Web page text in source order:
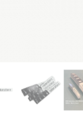
LIBE BRAND UNIVS.